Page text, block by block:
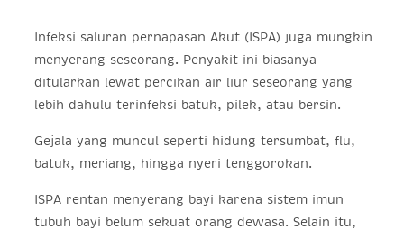
Infeksi saluran pernapasan Akut (ISPA) juga mungkin
menyerang seseorang. Penyakit ini biasanya
ditularkan lewat percikan air liur seseorang yang
lebih dahulu terinfeksi batuk, pilek, atau bersin.
Gejala yang muncul seperti hidung tersumbat, flu,
batuk, meriang, hingga nyeri tenggorokan.
ISPA rentan menyerang bayi karena sistem imun
tubuh bayi belum sekuat orang dewasa. Selain itu,